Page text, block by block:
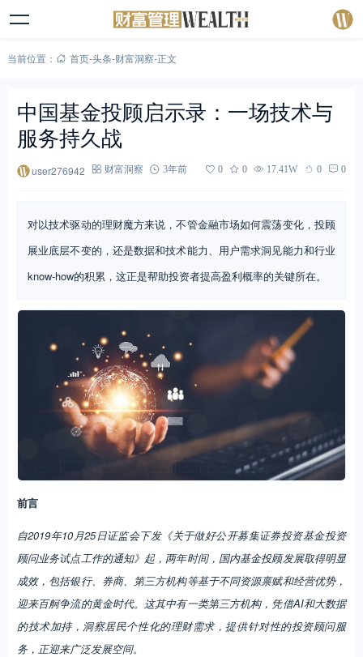
当前位置： 首页-头条-财富洞察-正文
中国基金投顾启示录：一场技术与
服务持久战
user276942 财富洞察 3年前 0 0 17.41W 0 0
对以技术驱动的理财魔方来说，不管金融市场如何震荡变化，投顾
展业底层不变的，还是数据和技术能力、用户需求洞见能力和行业
know-how的积累，这正是帮助投资者提高盈利概率的关键所在。
前言
自2019年10月25日证监会下发《关于做好公开募集证券投资基金投资
顾问业务试点工作的通知》起，两年时间，国内基金投顾发展取得明显
成效，包括银行、券商、第三方机构等基于不同资源禀赋和经营优势，
迎来百舸争流的黄金时代。这其中有一类第三方机构，凭借AI和大数据
的技术加持，洞察居民个性化的理财需求，提供针对性的投资顾问服
务，正迎来广泛发展空间。